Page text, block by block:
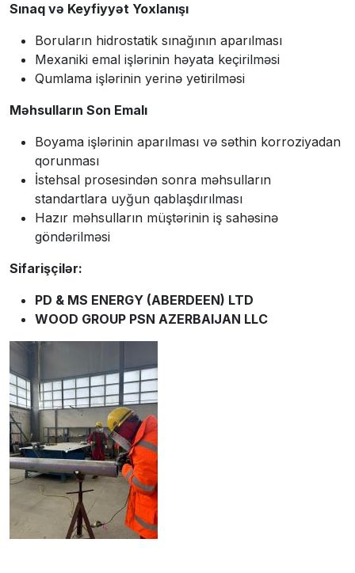
Sınaq və Keyfiyyət Yoxlanışı
Boruların hidrostatik sınağının aparılması
Mexaniki emal işlərinin həyata keçirilməsi
Qumlama işlərinin yerinə yetirilməsi
Məhsulların Son Emalı
Boyama işlərinin aparılması və səthin korroziyadan
qorunması
İstehsal prosesindən sonra məhsulların
standartlara uyğun qablaşdırılması
Hazır məhsulların müştərinin iş sahəsinə
göndərilməsi
Sifarişçilər:
PD & MS ENERGY (ABERDEEN) LTD
WOOD GROUP PSN AZERBAIJAN LLC